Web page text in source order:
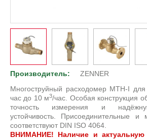
Производитель:
ZENNER
Многоструйный расходомер МTH-I
час до 10 м3/час. Особая конструкция
точность измерения и
устойчивость. Присоединительные
соответствуют DIN ISO 4064.
ВНИМАНИЕ! Наличие и актуальную